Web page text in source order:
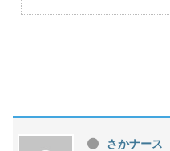
さかナース